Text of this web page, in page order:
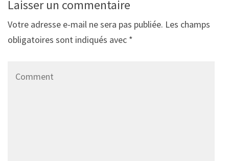
Laisser un commentaire
Votre adresse e-mail ne sera pas publiée. Les champs
obligatoires sont indiqués avec *